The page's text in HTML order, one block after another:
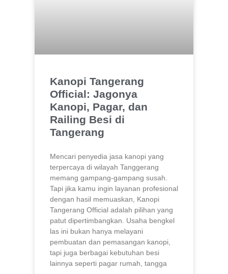
Kanopi Tangerang
Official: Jagonya
Kanopi, Pagar, dan
Railing Besi di
Tangerang
Mencari penyedia jasa kanopi yang
terpercaya di wilayah Tanggerang
memang gampang-gampang susah.
Tapi jika kamu ingin layanan profesional
dengan hasil memuaskan, Kanopi
Tangerang Official adalah pilihan yang
patut dipertimbangkan. Usaha bengkel
las ini bukan hanya melayani
pembuatan dan pemasangan kanopi,
tapi juga berbagai kebutuhan besi
lainnya seperti pagar rumah, tangga